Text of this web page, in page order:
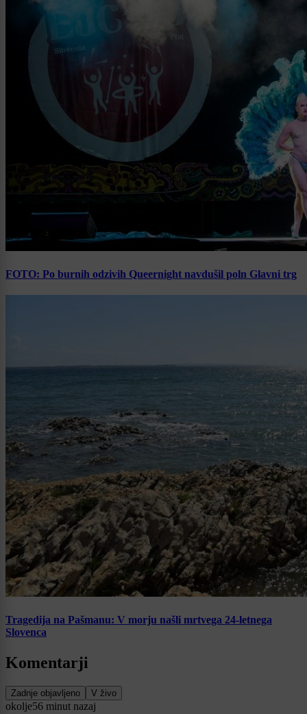
FOTO: Po burnih odzivih Queernight navdušil poln Glavni trg
Tragedija na Pašmanu: V morju našli mrtvega 24-letnega
Slovenca
Komentarji
Zadnje objavljeno V živo
okolje56 minut nazaj